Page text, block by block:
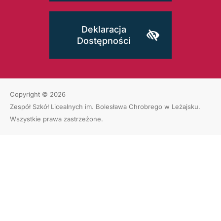
Deklaracja
Dostępności
Copyright © 2026
Zespół Szkół Licealnych im. Bolesława Chrobrego w Leżajsku.
Wszystkie prawa zastrzeżone.